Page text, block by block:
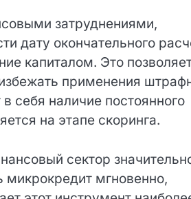
плательщика.
затруднениями,
дату окончательного
капиталом. Это
и избежать
что проверяется